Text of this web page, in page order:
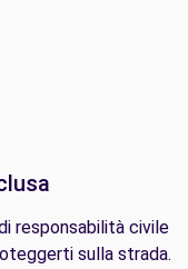
responsabilità civile
sulla strada.